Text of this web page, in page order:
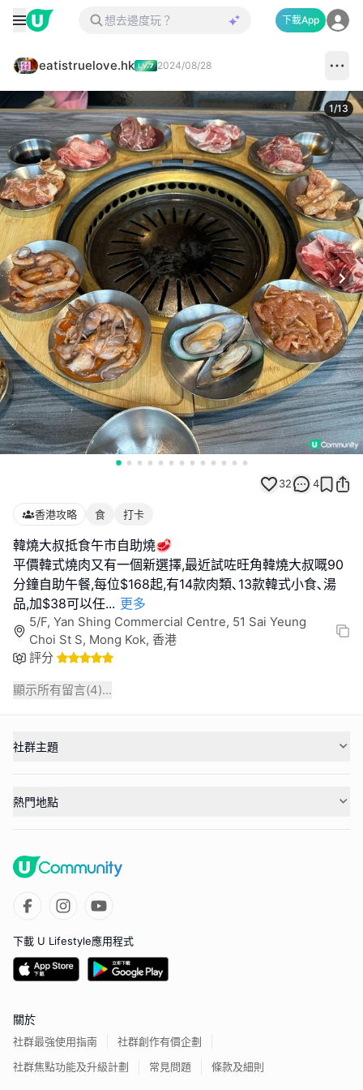
下載App
eatistruelove.hk 2024/08/28
1/13
32 4
香港攻略 食 打卡
韓燒大叔抵食午市自助燒🥩
平價韓式燒肉又有一個新選擇,最近試咗旺角韓燒大叔嘅90
分鐘自助午餐,每位$168起,有14款肉類､13款韓式小食､湯
品,加$38可以任... 更多
5/F, Yan Shing Commercial Centre, 51 Sai Yeung
Choi St S, Mong Kok, 香港
評分
顯示所有留言(4)...
社群主題
熱門地點
下載 U Lifestyle應用程式
關於
社群最強使用指南
社群創作有價企劃
社群焦點功能及升級計劃
常見問題 條款及細則